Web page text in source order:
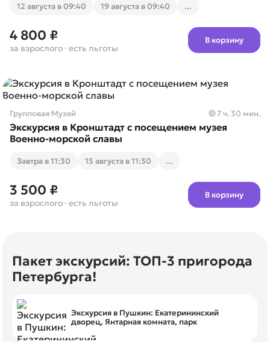
12 августа в 09:40 19 августа в 09:40 ...
4 800 ₽
за взрослого · есть льготы
В корзину
Групповая·Музей 7 ч. 30 мин.
Экскурсия в Кронштадт с посещением музея
Военно-морской славы
Завтра в 11:30 15 августа в 11:30 ...
3 500 ₽
за взрослого · есть льготы
В корзину
Пакет экскурсий: ТОП-3 пригорода
Петербурга!
Экскурсия в Пушкин: Екатерининский
дворец, Янтарная комната, парк